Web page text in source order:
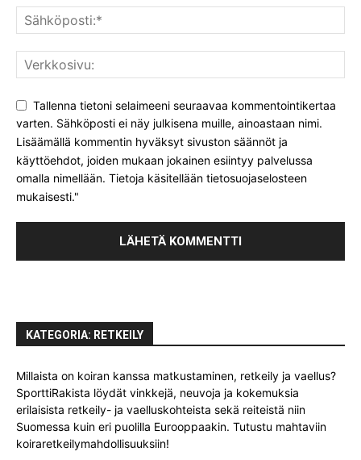
Tallenna tietoni selaimeeni seuraavaa kommentointikertaa
varten. Sähköposti ei näy julkisena muille, ainoastaan nimi.
Lisäämällä kommentin hyväksyt sivuston säännöt ja
käyttöehdot, joiden mukaan jokainen esiintyy palvelussa
omalla nimellään. Tietoja käsitellään tietosuojaselosteen
mukaisesti."
KATEGORIA: RETKEILY
Millaista on koiran kanssa matkustaminen, retkeily ja vaellus?
SporttiRakista löydät vinkkejä, neuvoja ja kokemuksia
erilaisista retkeily- ja vaelluskohteista sekä reiteistä niin
Suomessa kuin eri puolilla Eurooppaakin. Tutustu mahtaviin
koiraretkeilymahdollisuuksiin!